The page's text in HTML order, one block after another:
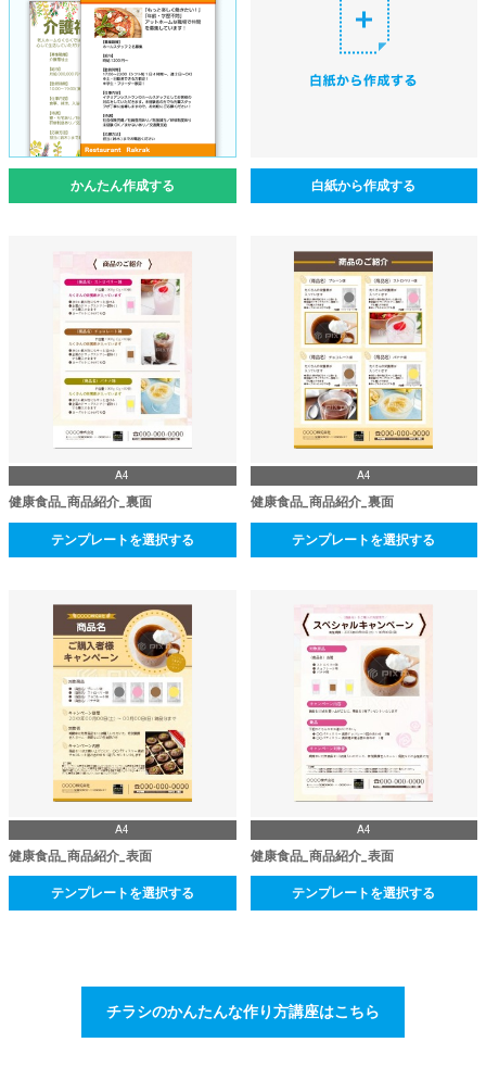
かんたん作成する 白紙から作成する
A4
健康食品_商品紹介_裏面
テンプレートを選択する
A4
健康食品_商品紹介_裏面
テンプレートを選択する
A4
健康食品_商品紹介_表面
テンプレートを選択する
A4
健康食品_商品紹介_表面
テンプレートを選択する
チラシのかんたんな作り方講座はこちら